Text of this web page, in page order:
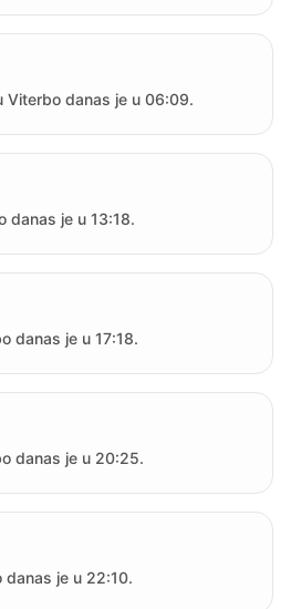
Viterbo danas je u 06:09.
danas je u 13:18.
danas je u 17:18.
danas je u 20:25.
danas je u 22:10.